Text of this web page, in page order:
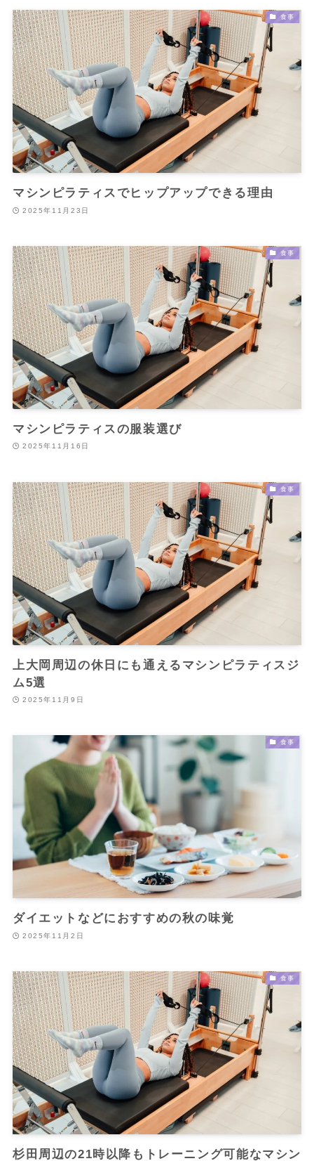
食事
マシンピラティスでヒップアップできる理由
2025年11月23日
食事
マシンピラティスの服装選び
2025年11月16日
食事
上大岡周辺の休日にも通えるマシンピラティスジ
ム5選
2025年11月9日
食事
ダイエットなどにおすすめの秋の味覚
2025年11月2日
食事
杉田周辺の21時以降もトレーニング可能なマシン